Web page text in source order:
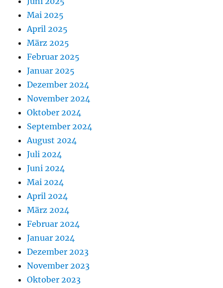
Mai 2025
April 2025
März 2025
Februar 2025
Januar 2025
Dezember 2024
November 2024
Oktober 2024
September 2024
August 2024
Juli 2024
Juni 2024
Mai 2024
April 2024
März 2024
Februar 2024
Januar 2024
Dezember 2023
November 2023
Oktober 2023